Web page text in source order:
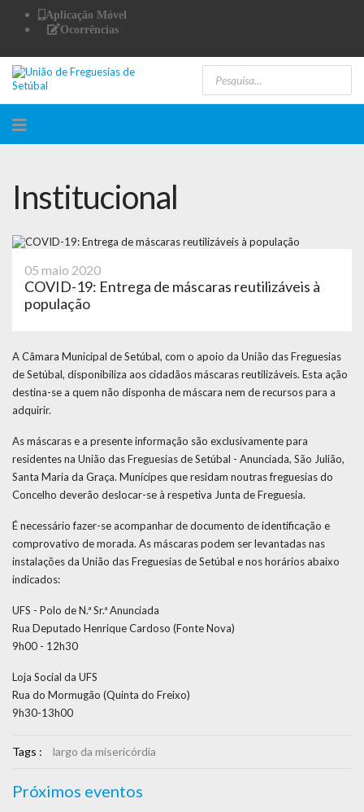
Aplicação Móvel
Ocorrências
Institucional
05 maio 2020
COVID-19: Entrega de máscaras reutilizáveis à
população
A Câmara Municipal de Setúbal, com o apoio da União das Freguesias
de Setúbal, disponibiliza aos cidadãos máscaras reutilizáveis. Esta ação
destina-se a quem não disponha de máscara nem de recursos para a
adquirir.
As máscaras e a presente informação são exclusivamente para
residentes na União das Freguesias de Setúbal - Anunciada, São Julião,
Santa Maria da Graça. Munícipes que residam noutras freguesias do
Concelho deverão deslocar-se à respetiva Junta de Freguesia.
É necessário fazer-se acompanhar de documento de identificação e
comprovativo de morada. As máscaras podem ser levantadas nas
instalações da União das Freguesias de Setúbal e nos horários abaixo
indicados:
UFS - Polo de N.ª Sr.ª Anunciada
Rua Deputado Henrique Cardoso (Fonte Nova)
9h00 - 12h30
Loja Social da UFS
Rua do Mormugão (Quinta do Freixo)
9h30-13h00
Tags : largo da misericórdia
Próximos eventos